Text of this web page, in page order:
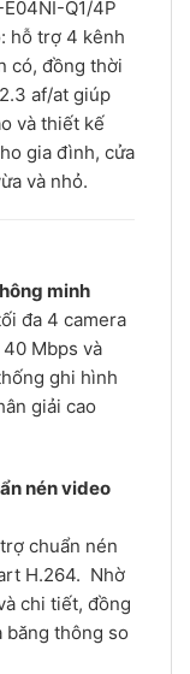
Q1/4P
hỗ trợ 4 kênh
có, đồng thời
af/at giúp
và thiết kế
gia đình, cửa
và nhỏ.
minh
đa 4 camera
Mbps và
ghi hình
giải cao
nén video
chuẩn nén
H.264. Nhờ
chi tiết, đồng
thông so